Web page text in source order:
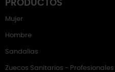
PRODUCTOS
Mujer
Hombre
Sandalias
Zuecos Sanitarios - Profesionales